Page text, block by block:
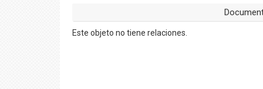
Este objeto no tiene relaciones.